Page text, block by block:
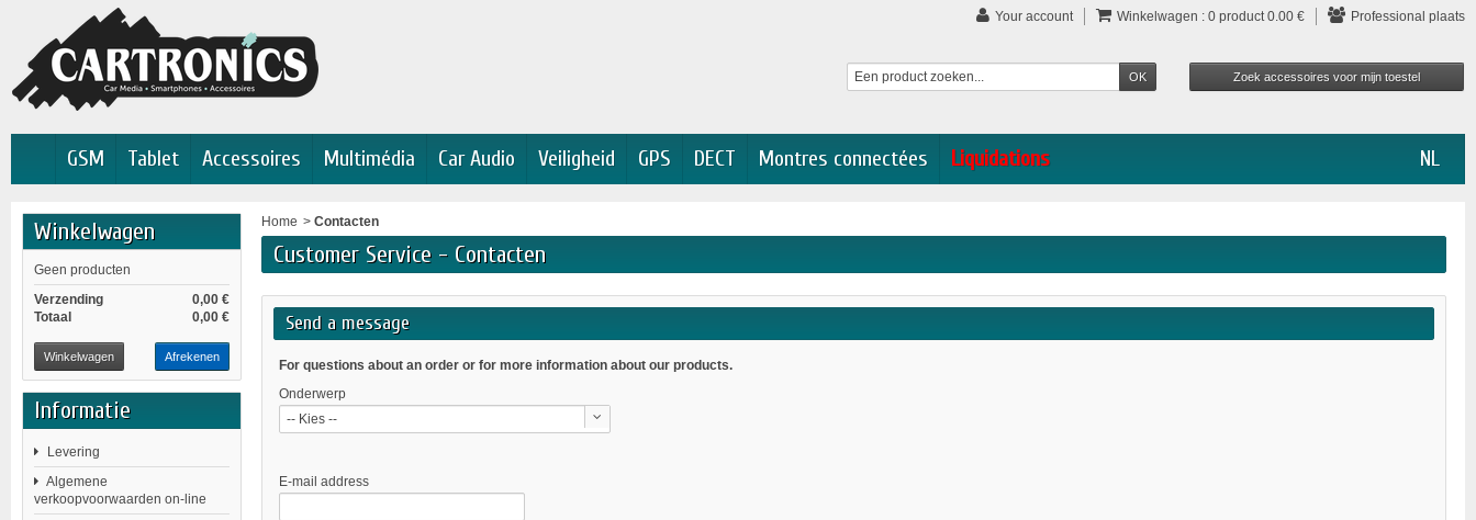
Your account Winkelwagen : 0 product0.00 € Professional plaats
NL
GSM Tablet Accessoires Multimédia Car Audio Veiligheid GPS DECT Montres connectées Liquidations
Winkelwagen
Geen producten
0,00 €
Verzending
0,00 €
Totaal
Winkelwagen Afrekenen
Informatie
Levering
Algemene
verkoopvoorwaarden on-line
Home > Contacten
Customer Service - Contacten
Send a message
For questions about an order or for more information about our products.
Onderwerp
-- Kies --
E-mail address